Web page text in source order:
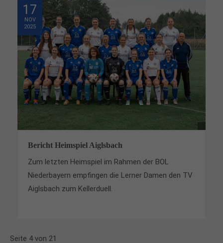
17
NOV
2025
Bericht Heimspiel Aiglsbach
Zum letzten Heimspiel im Rahmen der BOL
Niederbayern empfingen die Lerner Damen den TV
Aiglsbach zum Kellerduell.
Seite 4 von 21